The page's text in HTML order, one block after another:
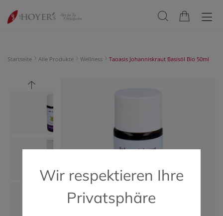
Startseite Alle Produkte Wellness Taoasis Johanniskraut Basisöl Bio 50ml
Wir respektieren Ihre
Privatsphäre